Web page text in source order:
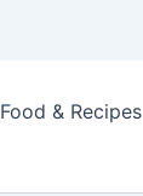
Food & Recipes